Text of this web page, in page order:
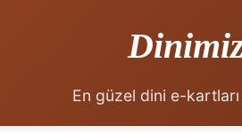
En güzel dini e-